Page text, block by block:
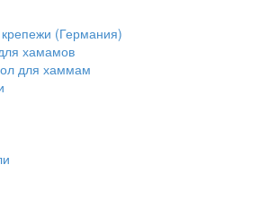
(Германия)
хамамов
для хаммам